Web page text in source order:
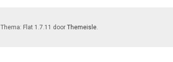
Thema: Flat 1.7.11 door Themeisle.